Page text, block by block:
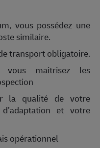
vous possédez une
similaire.
transport obligatoire.
vous maitrisez les
la qualité de votre
et votre
opérationnel